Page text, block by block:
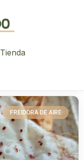
Tienda
FREIDORA DE AIRE